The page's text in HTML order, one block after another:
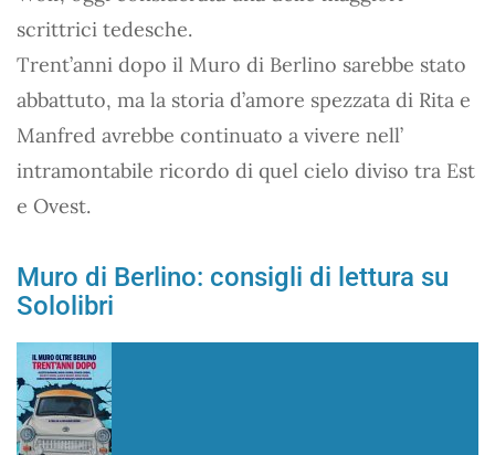
scrittrici tedesche.
Trent’anni dopo il Muro di Berlino sarebbe stato
abbattuto, ma la storia d’amore spezzata di Rita e
Manfred avrebbe continuato a vivere nell’
intramontabile ricordo di quel cielo diviso tra Est
e Ovest.
Muro di Berlino: consigli di lettura su
Sololibri